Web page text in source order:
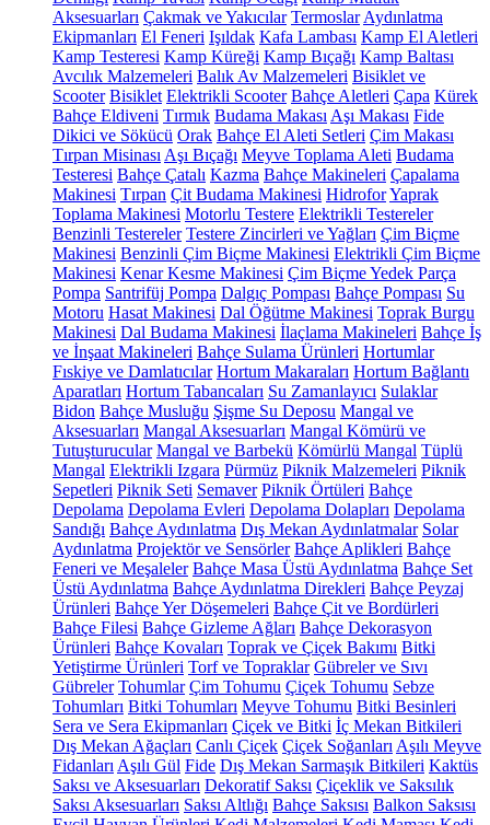
Aksesuarları Çakmak ve Yakıcılar Termoslar Aydınlatma
Ekipmanları El Feneri Işıldak Kafa Lambası Kamp El Aletleri
Kamp Testeresi Kamp Küreği Kamp Bıçağı Kamp Baltası
Avcılık Malzemeleri Balık Av Malzemeleri Bisiklet ve
Scooter Bisiklet Elektrikli Scooter Bahçe Aletleri Çapa Kürek
Bahçe Eldiveni Tırmık Budama Makası Aşı Makası Fide
Dikici ve Sökücü Orak Bahçe El Aleti Setleri Çim Makası
Tırpan Misinası Aşı Bıçağı Meyve Toplama Aleti Budama
Testeresi Bahçe Çatalı Kazma Bahçe Makineleri Çapalama
Makinesi Tırpan Çit Budama Makinesi HidroforYaprak
Toplama Makinesi Motorlu Testere Elektrikli Testereler
Benzinli Testereler Testere Zincirleri ve Yağları Çim Biçme
Makinesi Benzinli Çim Biçme Makinesi Elektrikli Çim Biçme
Makinesi Kenar Kesme Makinesi Çim Biçme Yedek Parça
Pompa Santrifüj Pompa Dalgıç Pompası Bahçe Pompası Su
Motoru Hasat Makinesi Dal Öğütme Makinesi Toprak Burgu
Makinesi Dal Budama Makinesi İlaçlama Makineleri Bahçe İş
ve İnşaat Makineleri Bahçe Sulama Ürünleri Hortumlar
Fıskiye ve Damlatıcılar Hortum Makaraları Hortum Bağlantı
Aparatları Hortum Tabancaları Su Zamanlayıcı Sulaklar
Bidon Bahçe Musluğu Şişme Su Deposu Mangal ve
Aksesuarları Mangal Aksesuarları Mangal Kömürü ve
Tutuşturucular Mangal ve Barbekü Kömürlü Mangal Tüplü
Mangal Elektrikli Izgara Pürmüz Piknik Malzemeleri Piknik
Sepetleri Piknik Seti Semaver Piknik Örtüleri Bahçe
Depolama Depolama Evleri Depolama Dolapları Depolama
Sandığı Bahçe Aydınlatma Dış Mekan Aydınlatmalar Solar
Aydınlatma Projektör ve Sensörler Bahçe Aplikleri Bahçe
Feneri ve Meşaleler Bahçe Masa Üstü Aydınlatma Bahçe Set
Üstü Aydınlatma Bahçe Aydınlatma Direkleri Bahçe Peyzaj
Ürünleri Bahçe Yer Döşemeleri Bahçe Çit ve Bordürleri
Bahçe Filesi Bahçe Gizleme Ağları Bahçe Dekorasyon
Ürünleri Bahçe Kovaları Toprak ve Çiçek Bakımı Bitki
Yetiştirme Ürünleri Torf ve Topraklar Gübreler ve Sıvı
Gübreler Tohumlar Çim Tohumu Çiçek Tohumu Sebze
Tohumları Bitki Tohumları Meyve Tohumu Bitki Besinleri
Sera ve Sera Ekipmanları Çiçek ve Bitki İç Mekan Bitkileri
Dış Mekan Ağaçları Canlı Çiçek Çiçek Soğanları Aşılı Meyve
Fidanları Aşılı Gül Fide Dış Mekan Sarmaşık Bitkileri Kaktüs
Saksı ve Aksesuarları Dekoratif Saksı Çiçeklik ve Saksılık
Saksı Aksesuarları Saksı Altlığı Bahçe Saksısı Balkon Saksısı